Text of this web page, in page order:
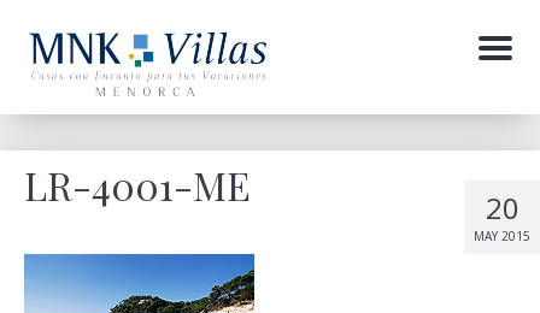
Menu
20
MAY 2015
LR-4001-ME